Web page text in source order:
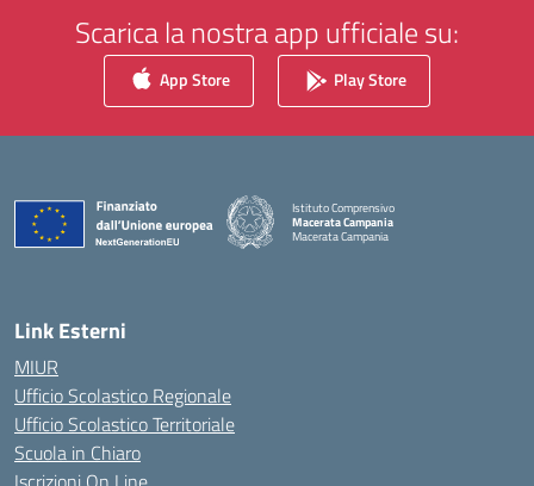
Scarica la nostra app ufficiale su:
App Store Play Store
Istituto Comprensivo
Macerata Campania
Macerata Campania
— Visita la pagina iniziale della scuola
Link Esterni
MIUR
Ufficio Scolastico Regionale
Ufficio Scolastico Territoriale
Scuola in Chiaro